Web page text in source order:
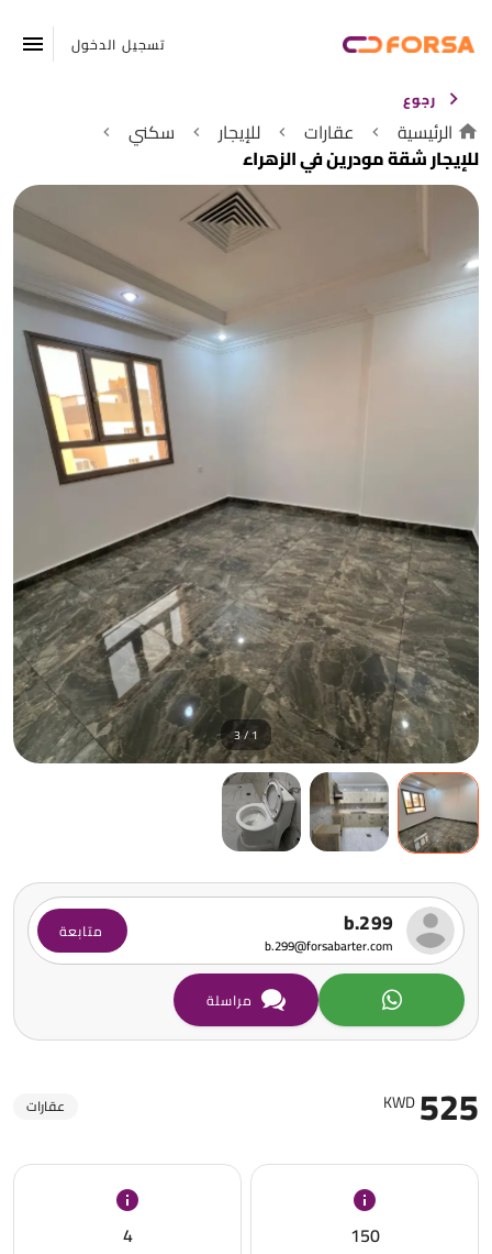
تسجيل الدخول
رجوع
الرئيسية عقارات للإيجار
سكني
للإيجار شقة مودرين في الزهراء
525
KWD عقارات
150
4
1 / 3
b.299
b.299@forsabarter.com
متابعة
مراسلة